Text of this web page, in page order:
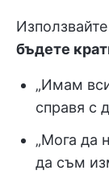
Използвайте
бъдете
„Имам
справя с
„Мога да
да съм